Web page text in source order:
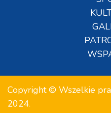
Copyright © Wszelkie
2024.